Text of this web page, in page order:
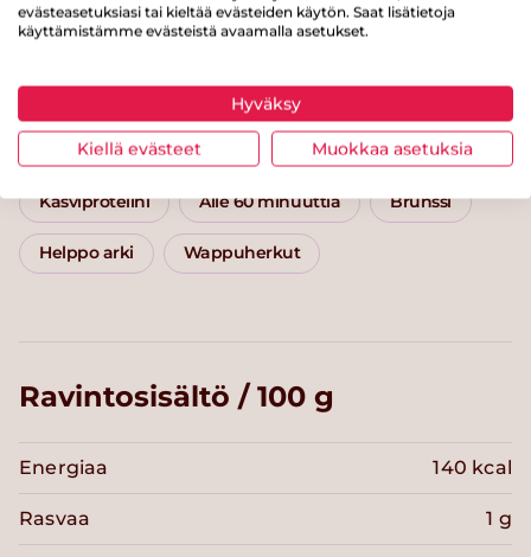
Kategoriat
Kasvislisäkkeet
Välipalat ja jälkiruoat Naposteltavat
Kasviproteiini Alle 60 minuuttia Brunssi
Helppo arki Wappuherkut
Ravintosisältö / 100 g
Energiaa 140 kcal
Rasvaa 1 g
evästeasetuksiasi tai kieltää evästeiden käytön. Saat lisätietoja
käyttämistämme evästeistä avaamalla asetukset.
Hyväksy
Kiellä evästeet Muokkaa asetuksia